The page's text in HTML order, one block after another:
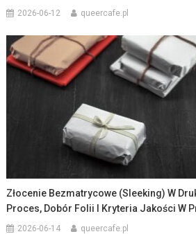
2026-06-12 queercafe.pl
Złocenie Bezmatrycowe (sleeking) W
Proces, Dobór Folii I Kryteria Jakości W
2026-06-14 queercafe.pl